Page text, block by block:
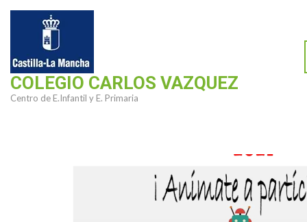
Saltar
contenido
(presiona
tecla
COLEGIO CARLOS VAZQUEZ
Centro de E.Infantil y E. Primaria